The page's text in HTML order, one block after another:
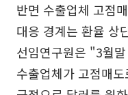
반면 수출업체 고점
대응 경계는 환율 상
선임연구원은 "3월
수출업체가 고점매